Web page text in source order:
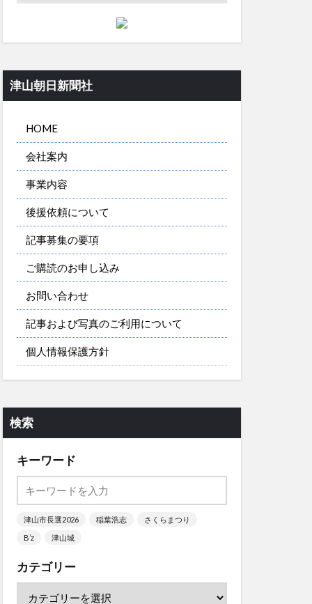
津山朝日新聞社
HOME
会社案内
事業内容
後援依頼について
記事募集の要項
ご購読のお申し込み
お問い合わせ
記事および写真のご利用について
個人情報保護方針
検索
キーワード
津山市長選2026 稲葉浩志
さくらまつり
B’z
津山城
カテゴリー